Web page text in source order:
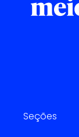
Seções